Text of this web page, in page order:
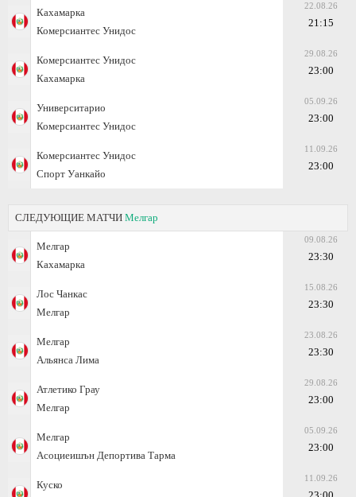
Кахамарка
Комерсиантес Унидос
22.08.26
21:15
Комерсиантес Унидос
Кахамарка
29.08.26
23:00
Университарио
Комерсиантес Унидос
05.09.26
23:00
Комерсиантес Унидос
Спорт Уанкайо
11.09.26
23:00
СЛЕДУЮЩИЕ МАТЧИ Мелгар
Мелгар
Кахамарка
09.08.26
23:30
Лос Чанкас
Мелгар
15.08.26
23:30
Мелгар
Альянса Лима
23.08.26
23:30
Атлетико Грау
Мелгар
29.08.26
23:00
Мелгар
Асоциеишън Депортива Тарма
05.09.26
23:00
Куско
11.09.26